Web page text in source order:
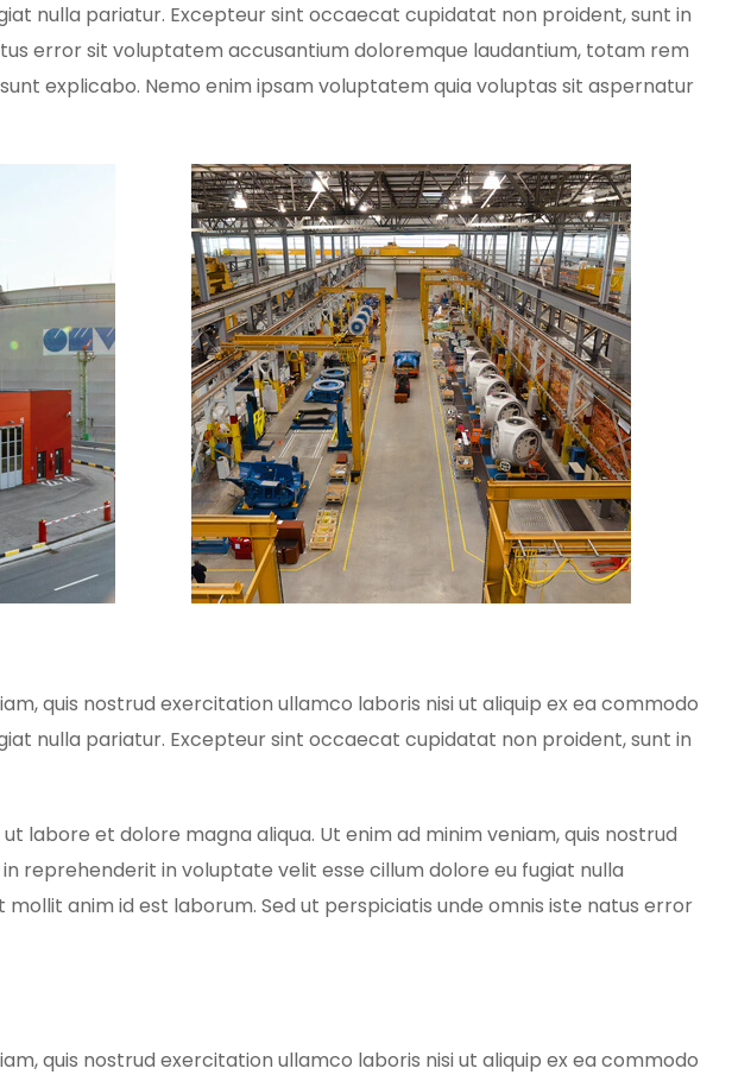
nulla pariatur. Excepteur sint occaecat cupidatat non proident, sunt in
error sit voluptatem accusantium doloremque laudantium, totam rem
explicabo. Nemo enim ipsam voluptatem quia voluptas sit aspernatur
quis nostrud exercitation ullamco laboris nisi ut aliquip ex ea commodo
nulla pariatur. Excepteur sint occaecat cupidatat non proident, sunt in
labore et dolore magna aliqua. Ut enim ad minim veniam, quis nostrud
reprehenderit in voluptate velit esse cillum dolore eu fugiat nulla
anim id est laborum. Sed ut perspiciatis unde omnis iste natus error
quis nostrud exercitation ullamco laboris nisi ut aliquip ex ea commodo